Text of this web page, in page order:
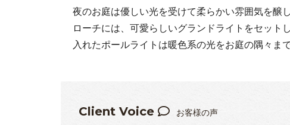
夜のお庭は優しい光を受けて柔らかい雰囲気を醸
ローチには、可愛らしいグランドライトをセット
入れたポールライトは暖色系の光をお庭の隅々ま
Client Voice お客様の声